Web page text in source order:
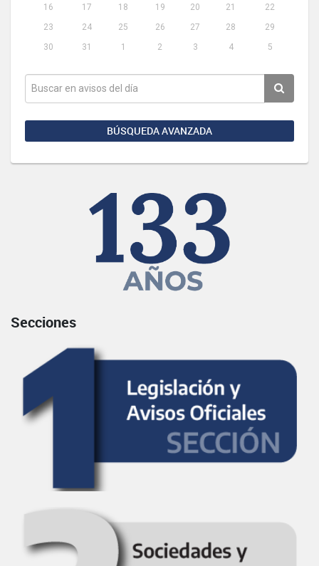
16
17 18 19 20 21
22
23
24 25 26 27 28
29
30
31 1 2 3 4 5
BÚSQUEDA AVANZADA
Secciones